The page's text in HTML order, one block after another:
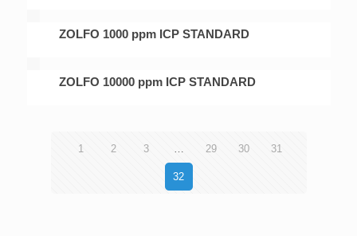
ZOLFO 1000 ppm ICP STANDARD
ZOLFO 10000 ppm ICP STANDARD
1 2 3 … 29 30 31
32